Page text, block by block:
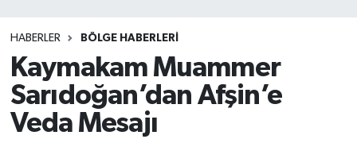
HABERLER BÖLGE HABERLERI
Kaymakam Muammer
Sarıdoğan’dan Afşin’e
Veda Mesajı
Tüm Manşetler
Son Dakika Haberleri